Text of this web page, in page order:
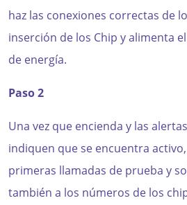
haz las conexiones correctas de
inserción de los Chip y alimenta
de energía.
Paso 2
Una vez que encienda y las
indiquen que se encuentra
primeras llamadas de prueba y
también a los números de los